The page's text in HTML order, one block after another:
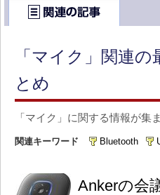
「マイク」関連
とめ
「マイク」に関する情報が集
関連キーワード Bluetooth
Ankerの会